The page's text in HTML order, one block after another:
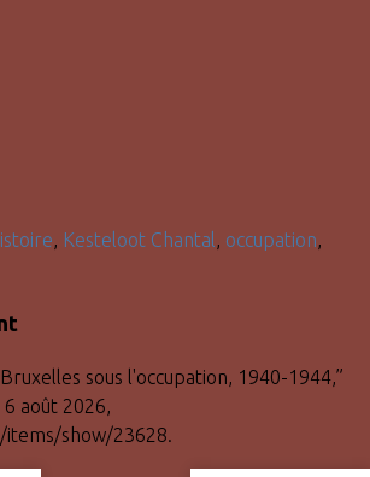
, Kesteloot Chantal , occupation,
sous l'occupation, 1940-1944,”
août 2026,
show/23628.